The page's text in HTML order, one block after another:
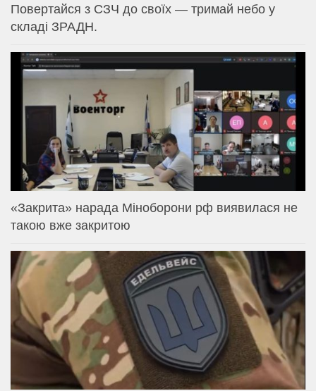
Повертайся з СЗЧ до своїх — тримай небо у
складі ЗРАДН.
«Закрита» нарада Міноборони рф виявилася не
такою вже закритою